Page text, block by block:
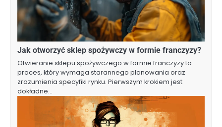
Jak otworzyć sklep spożywczy w formie franczyzy?
Otwieranie sklepu spożywczego w formie franczyzy to
proces, który wymaga starannego planowania oraz
zrozumienia specyfiki rynku. Pierwszym krokiem jest
dokładne…